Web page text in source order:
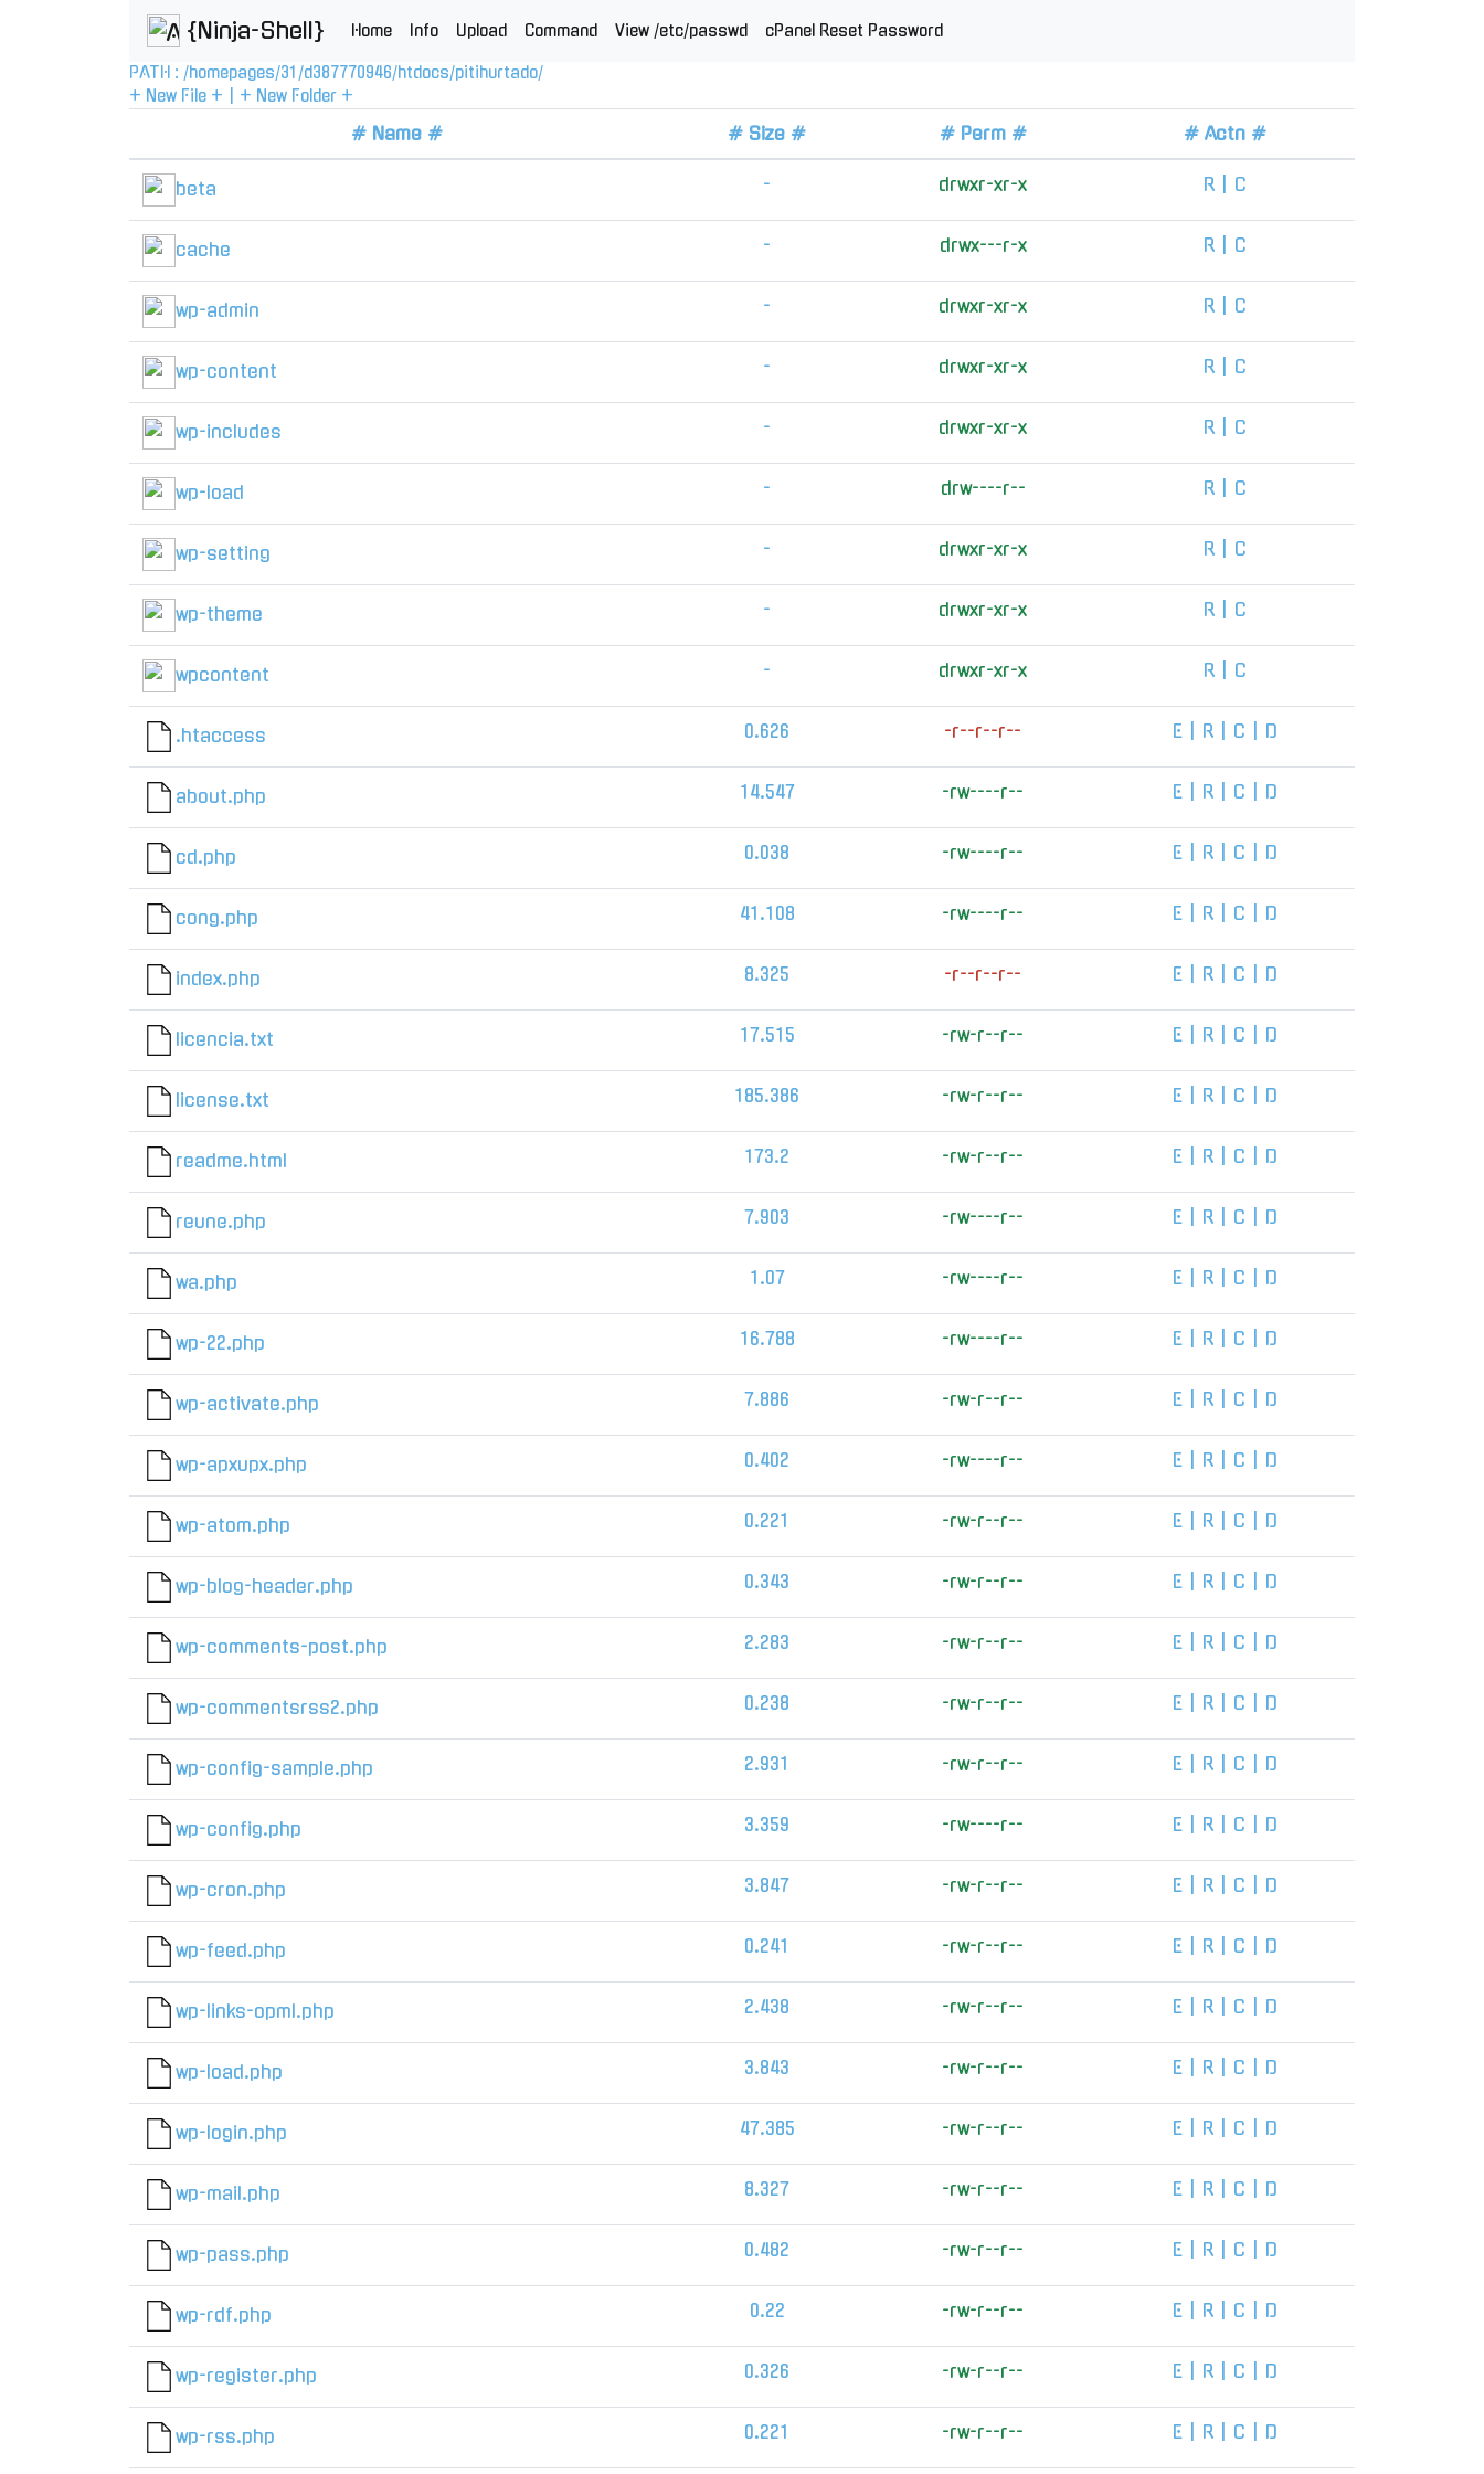
{Ninja-Shell} Home Info Upload Command View /etc/passwd cPanel Reset Password
PATH : /homepages/31 /d387770946/htdocs/pitihurtado/
+ New File +
+ New Folder +
# Name # # Size # # Perm # # Actn #
beta - drwxr-xr-x R C
cache - drwx---r-x R C
wp-admin - drwxr-xr-x R C
wp-content - drwxr-xr-x R C
wp-includes - drwxr-xr-x R C
wp-load - drw----r-- R C
wp-setting - drwxr-xr-x R C
wp-theme - drwxr-xr-x R C
wpcontent - drwxr-xr-x R C
.htaccess 0.626 -r--r--r-- E R C D
about.php 14.547 -rw----r-- E R C D
cd.php 0.038 -rw----r-- E R C D
cong.php 41.108 -rw----r-- E R C D
index.php 8.325 -r--r--r-- E R C D
licencia.txt 17.515 -rw-r--r-- E R C D
license.txt 185.386 -rw-r--r-- E R C D
readme.html 173.2 -rw-r--r-- E R C D
reune.php 7.903 -rw----r-- E R C D
wa.php 1.07 -rw----r-- E R C D
wp-22.php 16.788 -rw----r-- E R C D
wp-activate.php 7.886 -rw-r--r-- E R C D
wp-apxupx.php 0.402 -rw----r-- E R C D
wp-atom.php 0.221 -rw-r--r-- E R C D
wp-blog-header.php 0.343 -rw-r--r-- E R C D
wp-comments-post.php 2.283 -rw-r--r-- E R C D
wp-commentsrss2.php 0.238 -rw-r--r-- E R C D
wp-config-sample.php 2.931 -rw-r--r-- E R C D
wp-config.php 3.359 -rw----r-- E R C D
wp-cron.php 3.847 -rw-r--r-- E R C D
wp-feed.php 0.241 -rw-r--r-- E R C D
wp-links-opml.php 2.438 -rw-r--r-- E R C D
wp-load.php 3.843 -rw-r--r-- E R C D
wp-login.php 47.385 -rw-r--r-- E R C D
wp-mail.php 8.327 -rw-r--r-- E R C D
wp-pass.php 0.482 -rw-r--r-- E R C D
wp-rdf.php 0.22 -rw-r--r-- E R C D
wp-register.php 0.326 -rw-r--r-- E R C D
wp-rss.php 0.221 -rw-r--r-- E R C D